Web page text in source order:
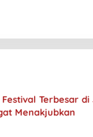
Festival Terbesar
Menakjubkan